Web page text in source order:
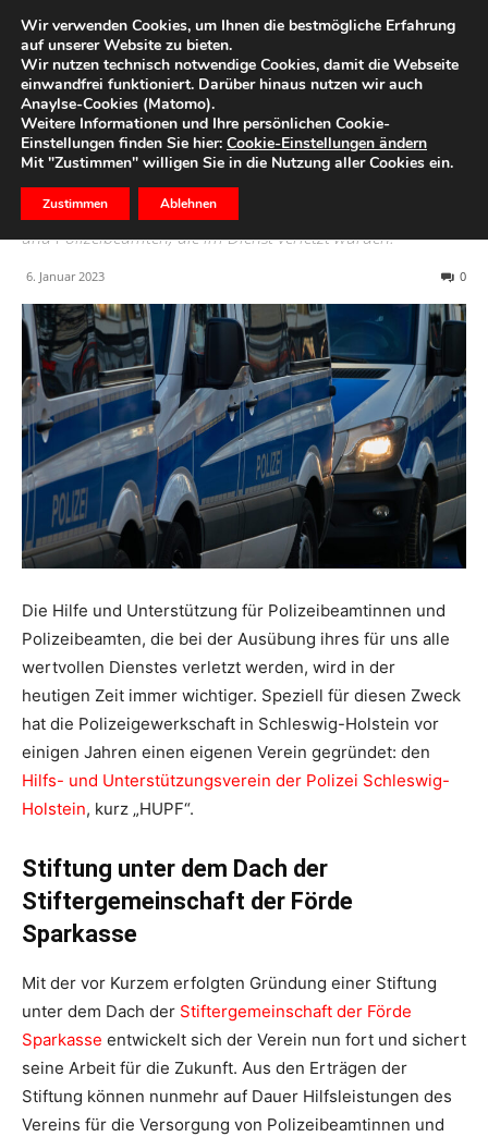
Start Ihre Region
HUPF – heute wichtiger
denn je￼
Eine Stiftung für die Unterstützung von Polizeibeamtinnen
und Polizeibeamten, die im Dienst verletzt wurden.
6. Januar 2023 0
Die Hilfe und Unterstützung für Polizeibeamtinnen und
Polizeibeamten, die bei der Ausübung ihres für uns alle
wertvollen Dienstes verletzt werden, wird in der
heutigen Zeit immer wichtiger. Speziell für diesen Zweck
hat die Polizeigewerkschaft in Schleswig-Holstein vor
einigen Jahren einen eigenen Verein gegründet: den
Hilfs- und Unterstützungsverein der Polizei Schleswig-
Holstein, kurz „HUPF“.
Stiftung unter dem Dach der
Stiftergemeinschaft der Förde
Sparkasse
Mit der vor Kurzem erfolgten Gründung einer Stiftung
unter dem Dach der Stiftergemeinschaft der Förde
Sparkasse entwickelt sich der Verein nun fort und sichert
seine Arbeit für die Zukunft. Aus den Erträgen der
Stiftung können nunmehr auf Dauer Hilfsleistungen des
Vereins für die Versorgung von Polizeibeamtinnen und
Wir verwenden Cookies, um Ihnen die bestmögliche Erfahrung
auf unserer Website zu bieten.
Wir nutzen technisch notwendige Cookies, damit die Webseite
einwandfrei funktioniert. Darüber hinaus nutzen wir auch
Anaylse-Cookies (Matomo).
Weitere Informationen und Ihre persönlichen Cookie-
Einstellungen finden Sie hier: Cookie-Einstellungen ändern
Mit "Zustimmen" willigen Sie in die Nutzung aller Cookies ein.
Zustimmen Ablehnen